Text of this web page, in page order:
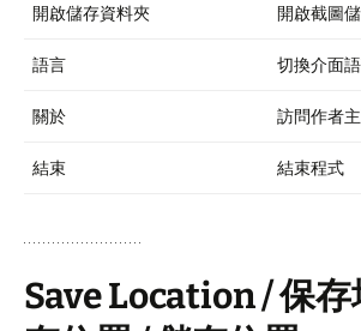
開啟儲存資料夾 開啟截圖
語言 切換介面
關於 訪問作者
結束 結束程式
Save Location / 保存